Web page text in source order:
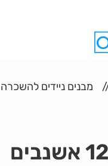
מבנים ניידים להשכרה